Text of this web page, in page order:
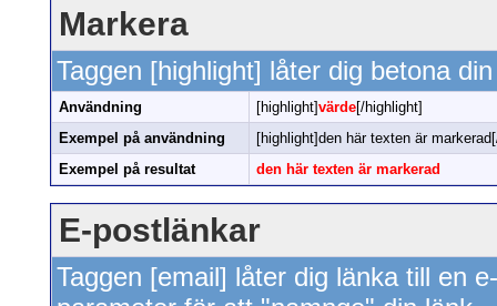
Markera
Taggen [highlight] låter dig betona
Användning [highlight]värde[/highlight]
Exempel på användning
[highlight]den här texten är
Exempel på resultat
den här texten är markerad
E-postlänkar
Taggen [email] låter dig länka till en